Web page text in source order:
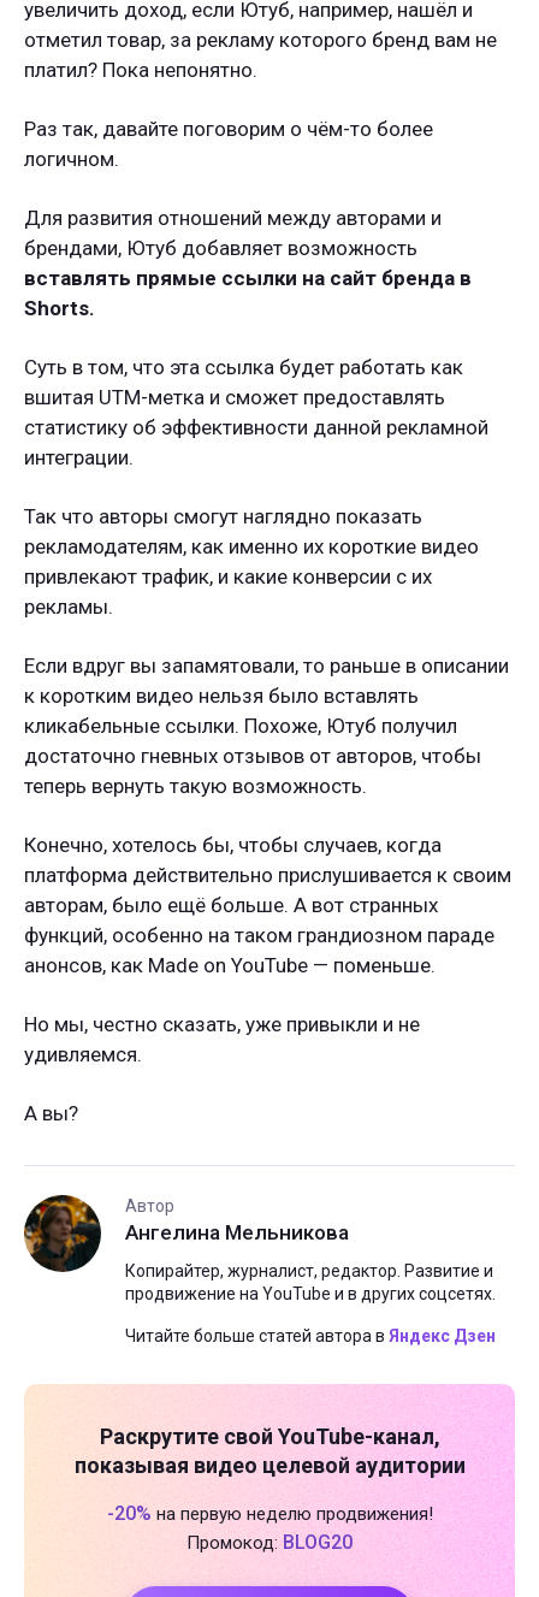
увеличить доход, если Ютуб, например, нашёл и
отметил товар, за рекламу которого бренд вам не
платил? Пока непонятно.
Раз так, давайте поговорим о чём-то более
логичном.
Для развития отношений между авторами и
брендами, Ютуб добавляет возможность
вставлять прямые ссылки на сайт бренда в
Shorts.
Суть в том, что эта ссылка будет работать как
вшитая UTM-метка и сможет предоставлять
статистику об эффективности данной рекламной
интеграции.
Так что авторы смогут наглядно показать
рекламодателям, как именно их короткие видео
привлекают трафик, и какие конверсии с их
рекламы.
Если вдруг вы запамятовали, то раньше в описании
к коротким видео нельзя было вставлять
кликабельные ссылки. Похоже, Ютуб получил
достаточно гневных отзывов от авторов, чтобы
теперь вернуть такую возможность.
Конечно, хотелось бы, чтобы случаев, когда
платформа действительно прислушивается к своим
авторам, было ещё больше. А вот странных
функций, особенно на таком грандиозном параде
анонсов, как Made on YouTube — поменьше.
Но мы, честно сказать, уже привыкли и не
удивляемся.
А вы?
Автор
Ангелина Мельникова
Копирайтер, журналист, редактор. Развитие и
продвижение на YouTube и в других соцсетях.
Читайте больше статей автора в Яндекс Дзен
Раскрутите свой YouTube-канал,
показывая видео целевой аудитории
-20% на первую неделю продвижения!
Промокод: BLOG20